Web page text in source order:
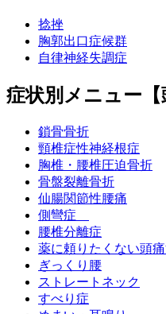
捻挫
胸郭出口症候群
自律神経失調症
症状別メニュー【
鎖骨骨折
頸椎症性神経根症
胸椎・腰椎圧迫骨折
骨盤裂離骨折
仙腸関節性腰痛
側彎症
腰椎分離症
薬に頼りたくない頭
ぎっくり腰
ストレートネック
すべり症